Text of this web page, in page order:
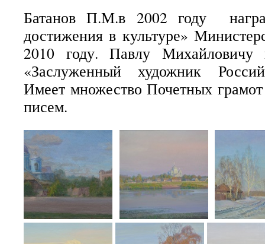
Батанов П.М.в 2002 году
достижения в культуре»
2010 году. Павлу
«Заслуженный художник
Имеет множество Почетных
писем.